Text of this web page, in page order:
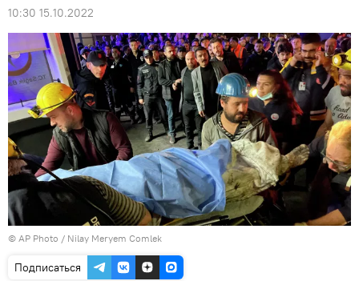
10:30 15.10.2022
© AP Photo / Nilay Meryem Comlek
Подписаться